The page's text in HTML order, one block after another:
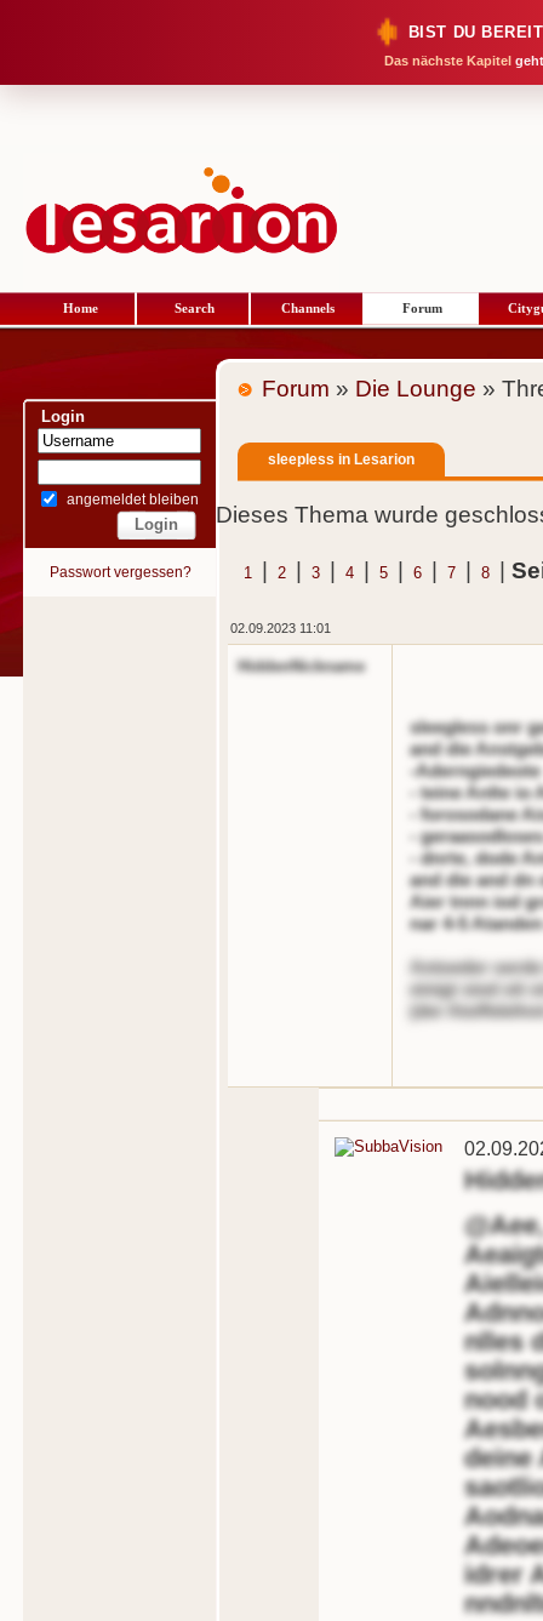
BIST DU
Das nächste Kapitel
Home Search Channels Forum
Login
angemeldet bleiben
Passwort vergessen?
Forum » Die Lounge »
sleepless in Lesarion
Dieses Thema wurde
1 | 2 | 3 | 4 | 5 | 6 | 7 | 8 |
02.09.2023 11:01
HiddenNickname
sleegless onr
and die
-Aderngiedeote
- teine Anlte io
- forosodane
-
- dnrte, dode
and die and dn
Aier tnnn iod
nar 4-5
Antoeder
einigt siod oit
(der
nlles
nood
deine
idrer